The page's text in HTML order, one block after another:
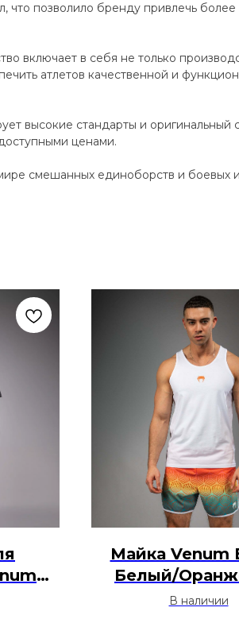
что позволило бренду привлечь
включает в себя не только
атлетов качественной и
высокие стандарты и
ценами.
смешанных единоборств и боевых
/
Майка Venum
Белый/
В наличии